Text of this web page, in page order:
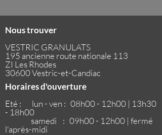
Nous trouver
VESTRIC GRANULATS
195 ancienne route nationale 113
ZI Les Rhodes
30600 Vestric-et-Candiac
Horaires d'ouverture
Eté : lun - ven : 08h00 - 12h00 | 13h30
- 18h00
samedi : 09h00 - 12h00 | fermé
l'après-midi